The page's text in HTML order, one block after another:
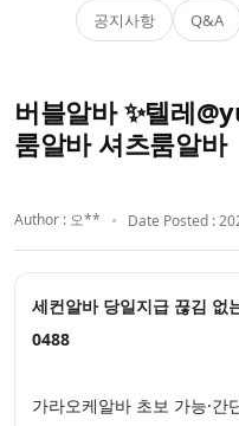
공지사항 Q&A
버블알바 ✨텔레
룸알바 셔츠룸알바
Author : 오** Date Posted :
세컨알바 당일지급 끊김 없
0488
가라오케알바 초보 가능·